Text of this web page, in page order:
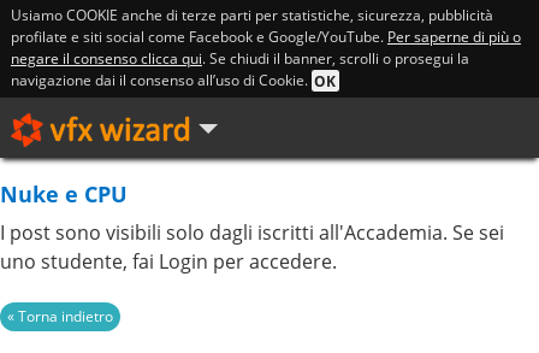
Usiamo COOKIE anche di terze parti per statistiche, sicurezza, pubblicità
profilate e siti social come Facebook e Google/YouTube. Per saperne di più o
negare il consenso clicca qui. Se chiudi il banner, scrolli o prosegui la
navigazione dai il consenso all’uso di Cookie. OK
Nuke e CPU
I post sono visibili solo dagli iscritti all'Accademia. Se sei
uno studente, fai Login per accedere.